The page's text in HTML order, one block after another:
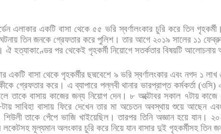
এলাকার একটি বাসা থেকে ৫৫ ভরি স্বর্ণালংকার চুরি করে তিন গৃহকর্মী।
ঘটনায় তিন জনকে গ্রেফতার করে পুলিশ। তার আগে ২০১৯ সালের ১১
ঐ হত্যাকাণ্ডের পর থেকেই গৃহকর্মী নিয়োগে সতর্কতার বিষয়টি আলোচনায়
একটি বাসা থেকে গৃহকর্মীর ছদ্মবেশে ৯ ভরি স্বর্ণালংকার এবং নগদ ১ লাখ
গ্রেফতার করে। এ ব্যাপারে পল্লবী থানার ভারপ্রাপ্ত কর্মকর্তা(ওসি)
তাকে বাসায় কাজের জন্য নিয়োগ দেন। ৮ অক্টোবর সকাল ৭টায় কাজে
সাবিহা বাসায় ফিরে দেখেন তার মা অচেতন অবস্থায় শুয়ে আছেন
শিউলী তাকে পেঁপে ভাজি খাইয়েছিল। তারপর তিনি অজ্ঞান হয়ে যান।
লকেটসহ মূল্যমান অলংকার চুরি করে নিয়ে যান বাসার দুই গৃহকর্মীসহ তিন